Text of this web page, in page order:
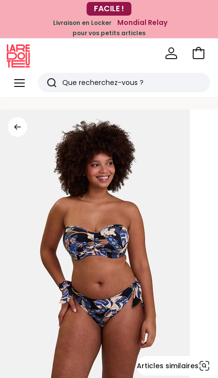
-20% dès 39€*
sur la mode
FACILE !
Livraison en Locker Mondial Relay
pour vos petits articles
Menu
Redoute
Rechercher
Voir
Articles similaires